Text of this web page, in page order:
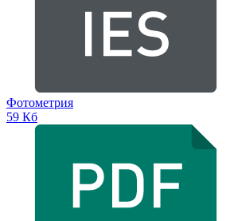
Фотометрия
59 Кб